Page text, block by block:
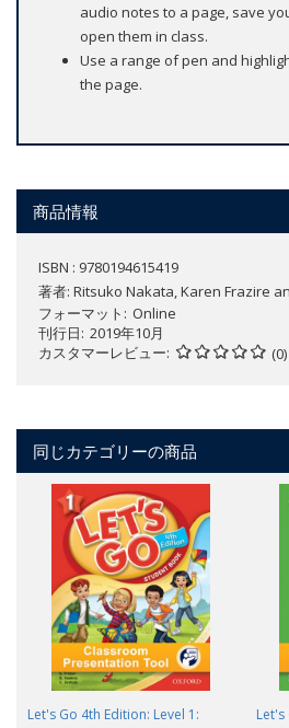
audio notes to a page, save
open them in class.
Use a range of pen and
the page.
商品情報
ISBN : 9780194615419
著者: Ritsuko Nakata, Karen Frazire
フォーマット
Online
刊行日 2019年10月
カスタマーレビュー
(0)
同じカテゴリーの商品
Let's Go 4th Edition: Level 1:
Let's